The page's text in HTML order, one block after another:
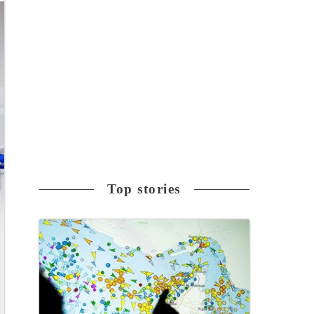
Top stories